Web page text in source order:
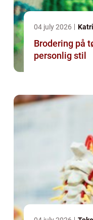
04 july 2026
Brodering på
personlig stil